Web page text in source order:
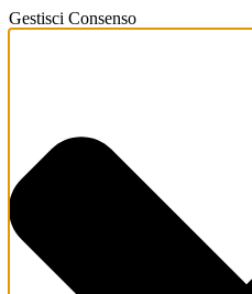
Gestisci Consenso